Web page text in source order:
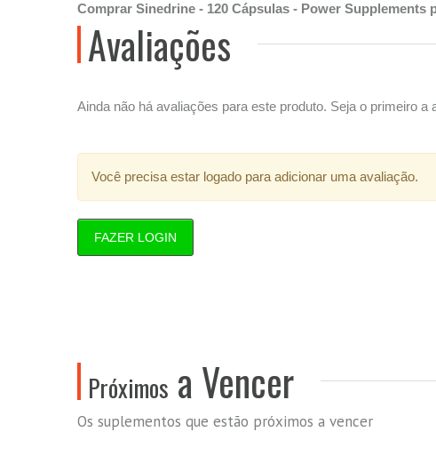
Comprar Sinedrine - 120 Cápsulas - Power Supplements
Avaliações
Ainda não há avaliações para este produto. Seja o primeiro a
Você precisa estar logado para adicionar uma avaliação.
FAZER LOGIN
Próximos a Vencer
Os suplementos que estão próximos a vencer